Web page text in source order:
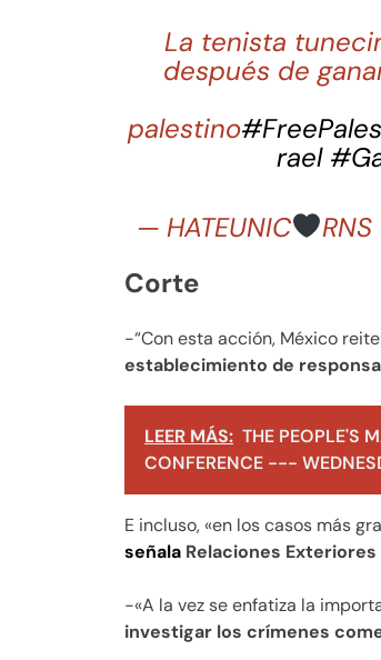
La tenista
después de
palestino
rael
— HATEUNIC RNS
Corte
-“Con esta acción, México
establecimiento de
LEER MÁS: THE PEOPLE'S
CONFERENCE ---
E incluso, «en los casos más
señala Relaciones
-«A la vez se enfatiza la
investigar los crímenes